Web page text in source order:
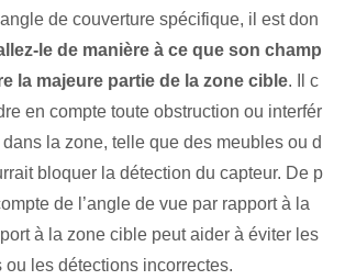
de couverture spécifique, il est don
le ⁢de manière à ce que son champ
la majeure partie de la zone cible. Il c
en compte toute obstruction ou interfér
la zone, telle que des meubles ou d
bloquer la détection du capteur. De p
de l’angle de vue par rapport à la
à la zone cible peut aider à éviter les
ou les détections incorrectes.